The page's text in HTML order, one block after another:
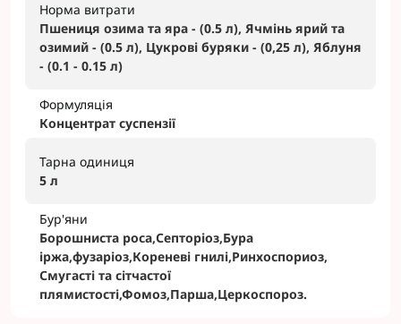
Норма витрати
Пшениця озима та яра - (0.5 л), Ячмінь ярий та
озимий - (0.5 л), Цукрові буряки - (0,25 л), Яблуня
- (0.1 - 0.15 л)
Формуляція
Концентрат суспензії
Тарна одиниця
5 л
Бур'яни
Борошниста роса,Септоріоз,Бура
іржа,фузаріоз,Кореневі гнилі,Ринхоспориоз,
Смугасті та сітчастої
плямистості,Фомоз,Парша,Церкоспороз.